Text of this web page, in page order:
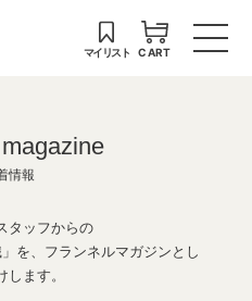
マイリスト CART
magazine
情報
タッフからの
を、フランネルマガジンとし
します。